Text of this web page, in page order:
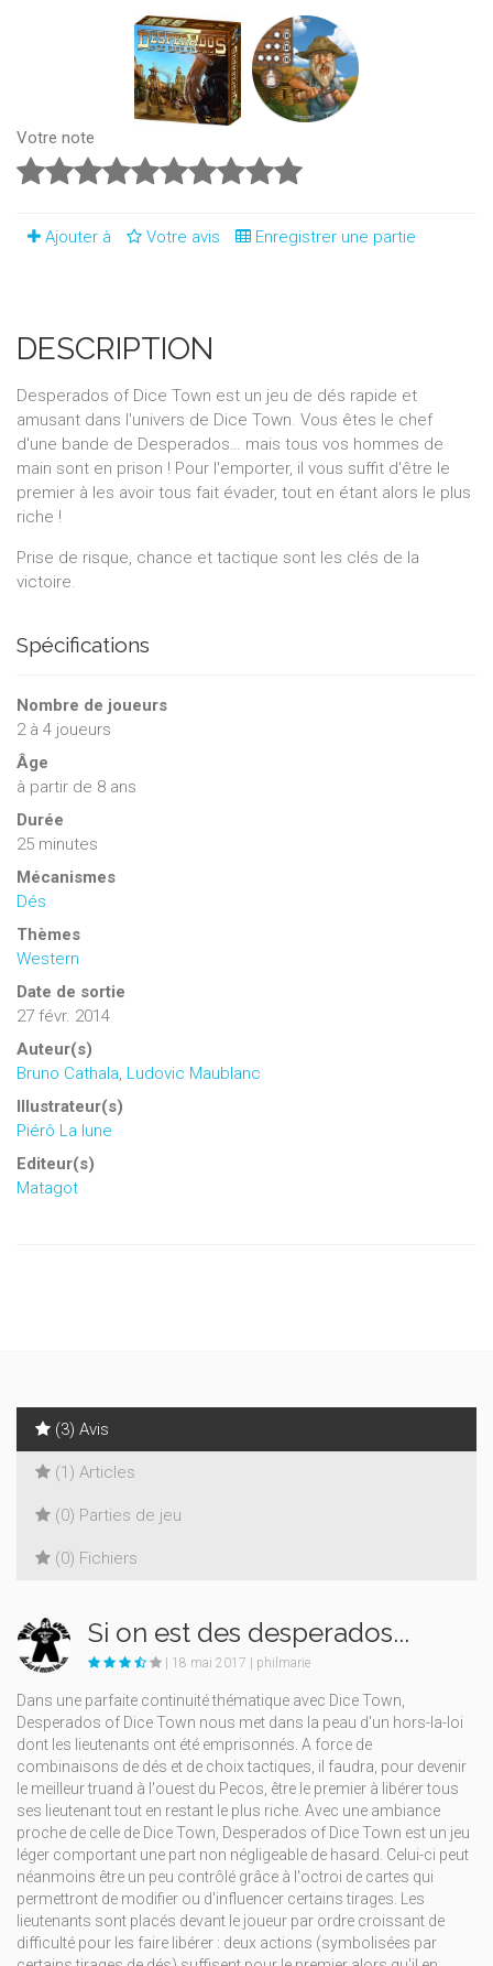
Votre note
Ajouter à Votre avis Enregistrer une partie
DESCRIPTION
Desperados of Dice Town est un jeu de dés rapide et
amusant dans l'univers de Dice Town. Vous êtes le chef
d'une bande de Desperados… mais tous vos hommes de
main sont en prison ! Pour l'emporter, il vous suffit d'être le
premier à les avoir tous fait évader, tout en étant alors le plus
riche !
Prise de risque, chance et tactique sont les clés de la
victoire.
Spécifications
Nombre de joueurs
2à 4 joueurs
Âge
à partir de 8 ans
Durée
25 minutes
Mécanismes
Dés
Thèmes
Western
Date de sortie
27 févr. 2014
Auteur(s)
Bruno Cathala, Ludovic Maublanc
Illustrateur(s)
Piérô La lune
Editeur(s)
Matagot
(3) Avis
(1) Articles
(0) Parties de jeu
(0) Fichiers
Si on est des desperados...
| 18 mai 2017 | philmarie
Dans une parfaite continuité thématique avec Dice Town,
Desperados of Dice Town nous met dans la peau d'un hors-la-loi
dont les lieutenants ont été emprisonnés. A force de
combinaisons de dés et de choix tactiques, il faudra, pour devenir
le meilleur truand à l'ouest du Pecos, être le premier à libérer tous
ses lieutenant tout en restant le plus riche. Avec une ambiance
proche de celle de Dice Town, Desperados of Dice Town est un jeu
léger comportant une part non négligeable de hasard. Celui-ci peut
néanmoins être un peu contrôlé grâce à l'octroi de cartes qui
permettront de modifier ou d'influencer certains tirages. Les
lieutenants sont placés devant le joueur par ordre croissant de
difficulté pour les faire libérer : deux actions (symbolisées par